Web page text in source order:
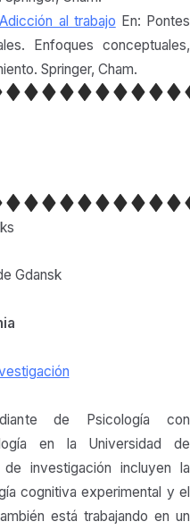
Adicción al trabajo En: Pontes
Enfoques conceptuales,
Springer, Cham.
Gdansk
de Psicología con
en la Universidad de
investigación incluyen la
cognitiva experimental y el
está trabajando en un